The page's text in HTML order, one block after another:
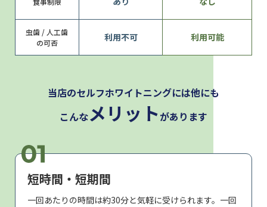
虫歯 / 人工歯
の可否
利用不可 利用可能
当店のセルフホワイトニングには他にも
こんなメリットがあります
短時間・短期間
一回あたりの時間は約30分と気軽に受けられます。一回